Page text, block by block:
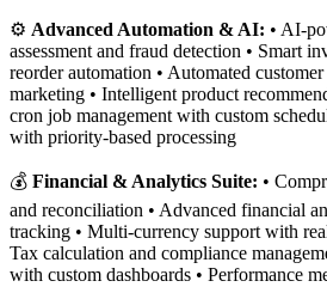
⚙️ Advanced Automation & AI: • AI-
assessment and fraud detection • Smart
reorder automation • Automated
marketing • Intelligent product
cron job management with custom
with priority-based processing
💰 Financial & Analytics Suite: •
and reconciliation • Advanced financial
tracking • Multi-currency support with
Tax calculation and compliance
with custom dashboards • Performance